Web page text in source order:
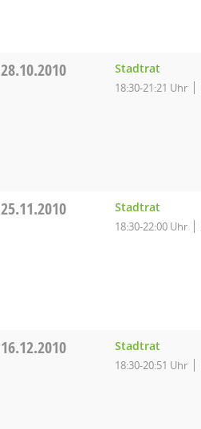
28.10.2010 Stadtrat
18:30-21:21 Uhr
25.11.2010 Stadtrat
18:30-22:00 Uhr
16.12.2010 Stadtrat
18:30-20:51 Uhr